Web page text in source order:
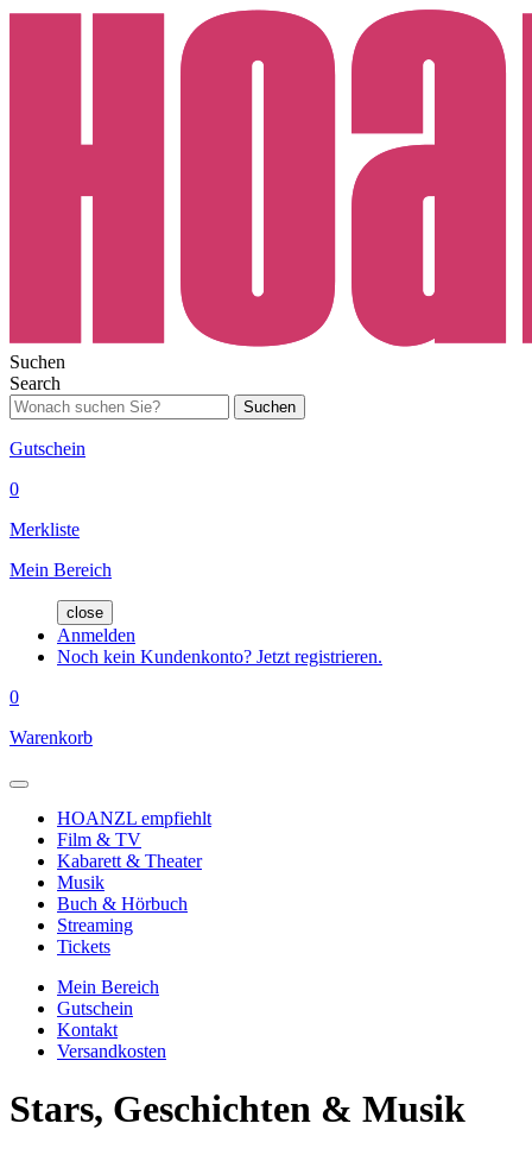
Suchen
Search
Suchen
Gutschein
0
Merkliste
Mein Bereich
close
Anmelden
Noch kein Kundenkonto? Jetzt registrieren.
0
Warenkorb
HOANZL empfiehlt
Film & TV
Kabarett & Theater
Musik
Buch & Hörbuch
Streaming
Tickets
Mein Bereich
Gutschein
Kontakt
Versandkosten
Stars, Geschichten & Musik